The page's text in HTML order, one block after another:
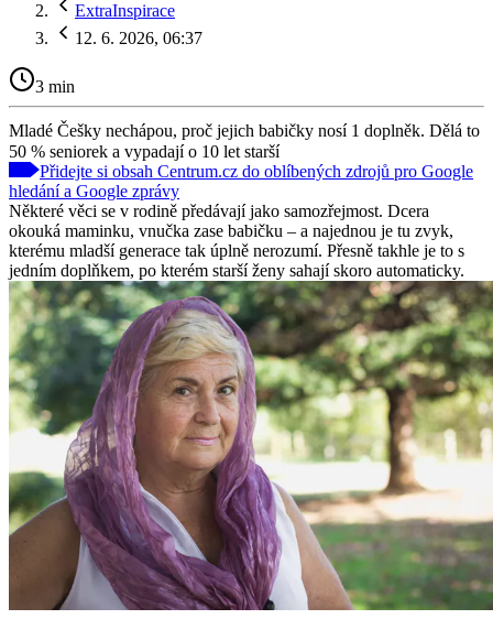
ExtraInspirace
12. 6. 2026, 06:37
3 min
Mladé Češky nechápou, proč jejich babičky nosí 1 doplněk. Dělá to
50 % seniorek a vypadají o 10 let starší
Přidejte si obsah Centrum.cz do oblíbených zdrojů pro Google
hledání a Google zprávy
Některé věci se v rodině předávají jako samozřejmost. Dcera
okouká maminku, vnučka zase babičku – a najednou je tu zvyk,
kterému mladší generace tak úplně nerozumí. Přesně takhle je to s
jedním doplňkem, po kterém starší ženy sahají skoro automaticky.